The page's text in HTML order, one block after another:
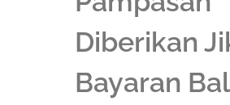
Diberikan
Bayaran